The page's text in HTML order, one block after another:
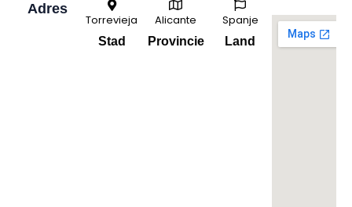
Adres
Torrevieja
Stad
Alicante
Provincie
Spanje
Land